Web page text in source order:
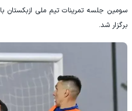
سومین جلسه تمرینات تیم ملی ازبکستان
برگزار شد.